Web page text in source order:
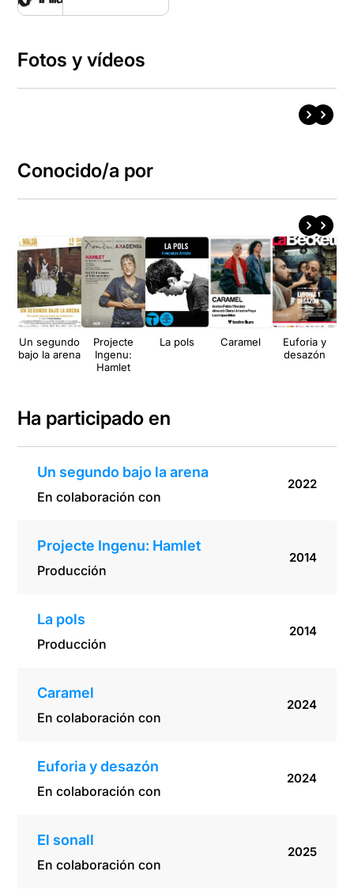
Fotos y vídeos
Conocido/a por
Un segundo
bajo la arena
Projecte
Ingenu:
Hamlet
La pols Caramel
Euforia y
desazón
Ha participado en
Un segundo bajo la arena
En colaboración con
2022
Projecte Ingenu: Hamlet
Producción
2014
La pols
Producción
2014
Caramel
En colaboración con
2024
Euforia y desazón
En colaboración con
2024
El sonall
En colaboración con
2025